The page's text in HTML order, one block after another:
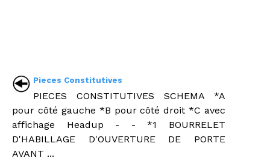
Pieces Constitutives
PIECES CONSTITUTIVES SCHEMA *A
pour côté gauche *B pour côté droit *C avec
affichage Headup - - *1 BOURRELET
D'HABILLAGE D'OUVERTURE DE PORTE
AVANT ...